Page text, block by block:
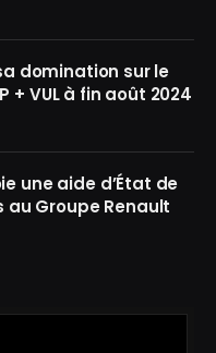
domination sur le
+ VUL à fin août 2024
une aide d’État de
au Groupe Renault